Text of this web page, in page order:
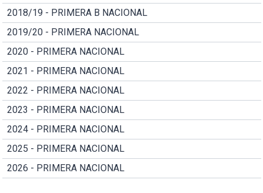
2018/19 - PRIMERA B NACIONAL
2019/20 - PRIMERA NACIONAL
2020 - PRIMERA NACIONAL
2021 - PRIMERA NACIONAL
2022 - PRIMERA NACIONAL
2023 - PRIMERA NACIONAL
2024 - PRIMERA NACIONAL
2025 - PRIMERA NACIONAL
2026 - PRIMERA NACIONAL